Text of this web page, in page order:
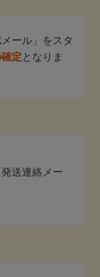
ール」をスタ
定となりま
送連絡メー